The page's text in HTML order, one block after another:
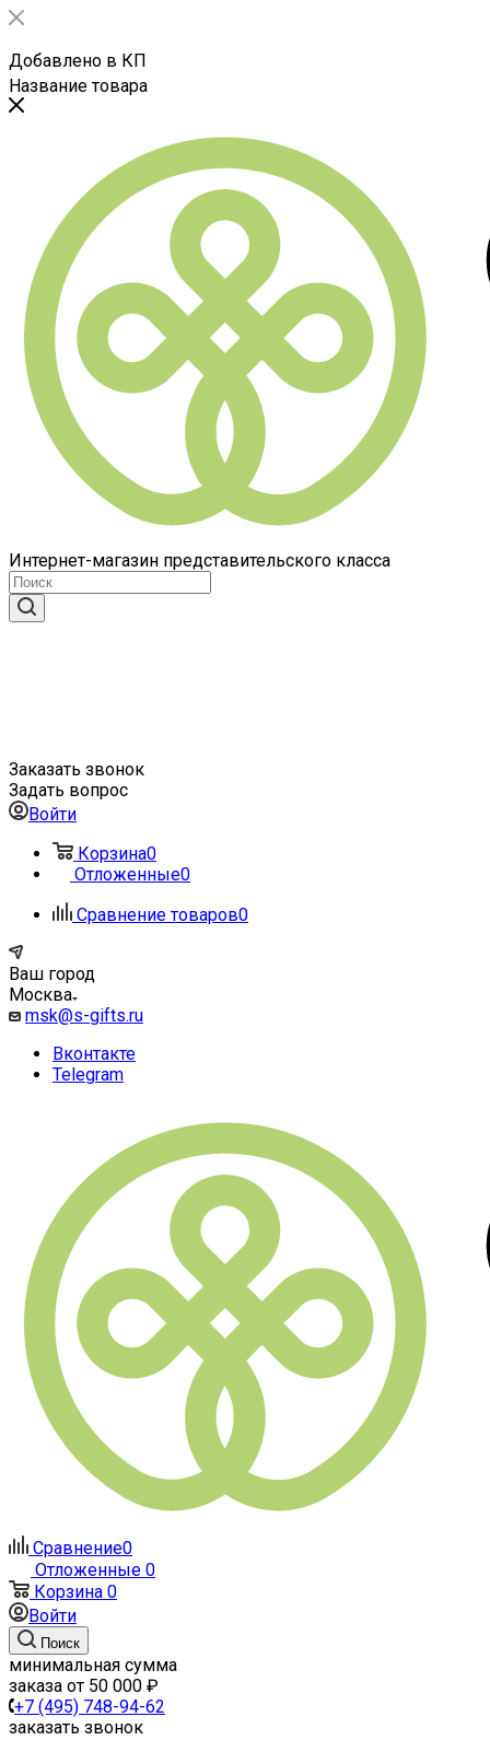
Добавлено в КП
Название товара
Интернет-магазин представительского класса
Заказать звонок
Задать вопрос
Войти
Корзина0
Отложенные0
Сравнение товаров0
Ваш город
Москва
msk@s-gifts.ru
Вконтакте
Telegram
Сравнение0
Отложенные 0
Корзина 0
Войти
Поиск
минимальная сумма
заказа от 50 000 ₽
+7 (495) 748-94-62
заказать звонок